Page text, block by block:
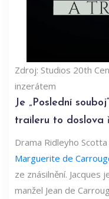
Zdroj: Studios 20th
inzerátem
Je „Poslední
traileru to doslova
Drama Ridleyho
Marguerite de
ze znásilnění.
manžel Jean de